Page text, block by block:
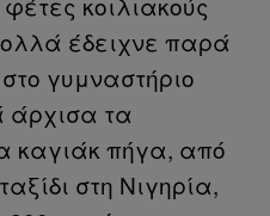
έδειχνε παρά
γυμναστήριο
άρχισα τα
καγιάκ πήγα, από
στη Νιγηρία,